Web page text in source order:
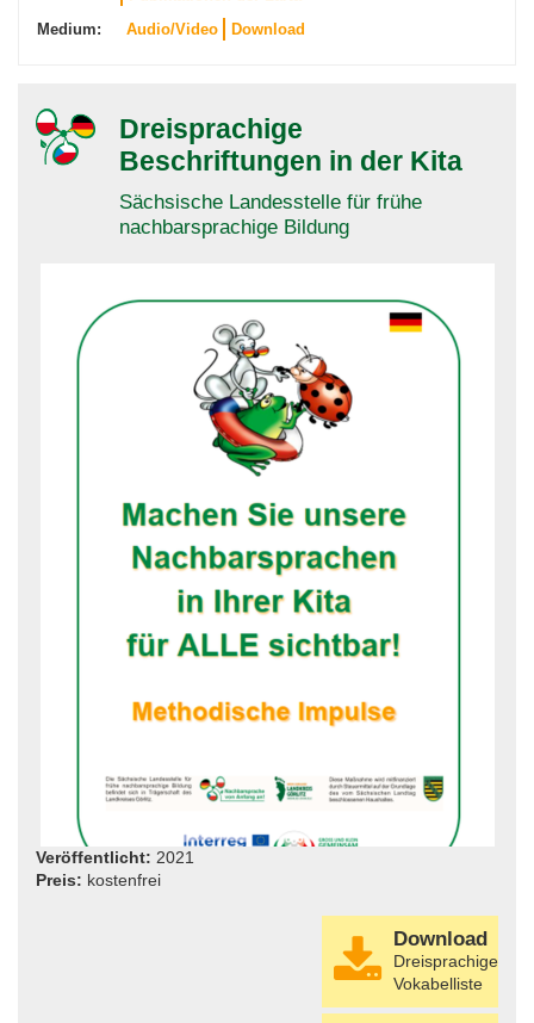
Medium:
Audio/Video Download
Dreisprachige
Beschriftungen in der Kita
Sächsische Landesstelle für frühe
nachbarsprachige Bildung
Veröffentlicht: 2021
Preis: kostenfrei
Download
Dreisprachige
Vokabelliste